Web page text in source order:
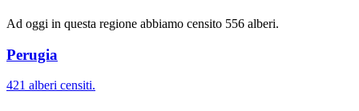
Ad oggi in questa regione abbiamo censito 556 alberi.
Perugia
421 alberi censiti.